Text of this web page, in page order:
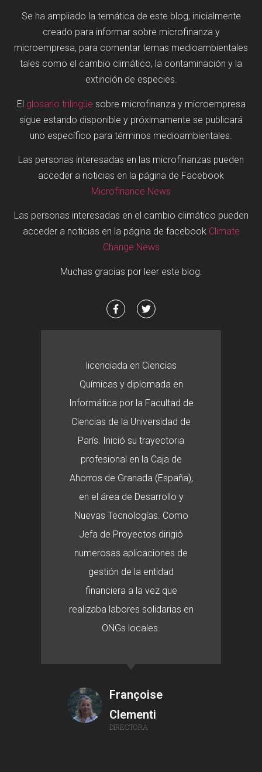
Se ha ampliado la temática de este blog, inicialmente
creado para informar sobre microfinanza y
microempresa, para comentar temas medioambientales
tales como el cambio climático, la contaminación y la
extinción de especies.
El glosario trilingüe sobre microfinanza y microempresa
sigue estando disponible y próximamente se publicará
uno específico para términos medioambientales.
Las personas interesadas en las microfinanzas pueden
acceder a noticias en la página de Facebook
Microfinance News
Las personas interesadas en el cambio climático pueden
acceder a noticias en la página de facebook Climate
Change News
Muchas gracias por leer este blog.
licenciada en Ciencias
Químicas y diplomada en
Informática por la Facultad de
Ciencias de la Universidad de
París. Inició su trayectoria
profesional en la Caja de
Ahorros de Granada (España),
en el área de Desarrollo y
Nuevas Tecnologías. Como
Jefa de Proyectos dirigió
numerosas aplicaciones de
gestión de la entidad
financiera a la vez que
realizaba labores solidarias en
ONGs locales.
Françoise
Clementi
DIRECTORA